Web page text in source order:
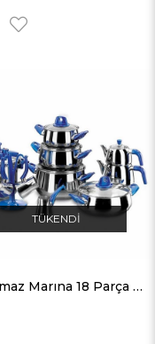
TÜKENDI
Korkmaz Marına 18 Parça Hiper Set Tencere Takımı A1737